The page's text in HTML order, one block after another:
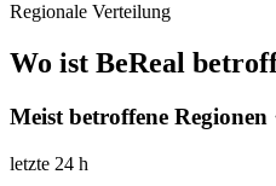
Regionale Verteilung
Wo ist BeReal
Meist betroffene Regionen
letzte 24 h